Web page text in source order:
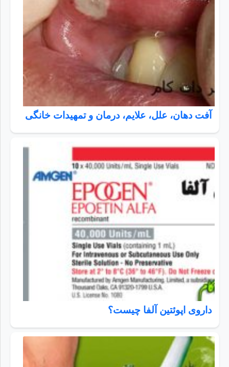
آفت دهان، علل، علایم، درمان و تمهیدات خانگی
داروی اپوئتین آلفا چیست؟